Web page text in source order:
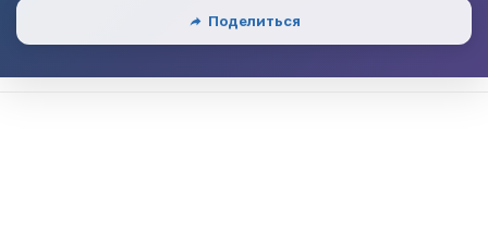
Поделиться